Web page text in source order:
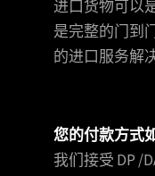
进口货物可以
是完整的门到
的进口服务解
您的付款方式
我们接受 DP /